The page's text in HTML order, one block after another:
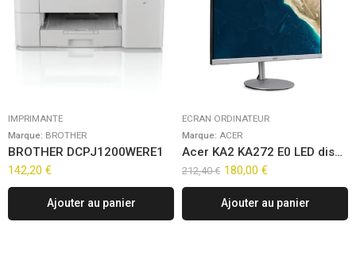
IMPRIMANTE
Marque: BROTHER
BROTHER DCPJ1200WERE1
142,20 €
Ajouter au panier
ECRAN ORDINATEUR
Marque: ACER
Acer KA2 KA272 E0 LED display 68,6 cm (27″) 1920 x 1080 pixels Full HD Noir
212,40€ 180,00 €
Ajouter au panier